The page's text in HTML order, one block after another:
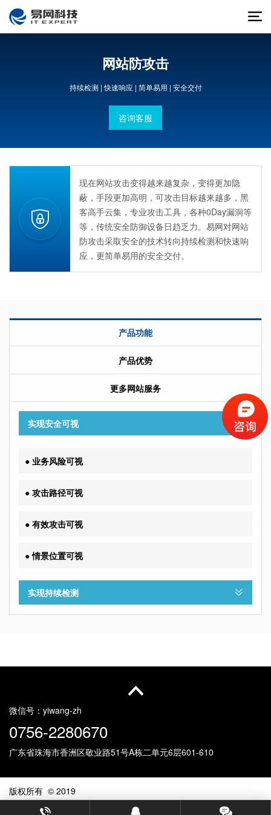
网站防攻击
持续检测 | 快速响应 | 简单易用 | 安全交付
咨询客服
现在网站攻击变得越来越复杂，变得更加隐
蔽，手段更加高明，可攻击目标越来越多，黑
客高手云集，专业攻击工具，各种0Day漏洞等
等，传统安全防御设备日趋乏力。易网对网站
防攻击采取安全的技术转向持续检测和快速响
应，更简单易用的安全交付。
产品功能
产品优势
更多网站服务
实现安全可视
● 业务风险可视
● 攻击路径可视
● 有效攻击可视
● 情景位置可视
实现持续检测
微信号： yiwang-zh
0756-2280670
广东省珠海市香洲区敬业路51号A栋二单元6层601-610
版权所有 © 2019
珠海市易网信息科技有限公司
©粤ICP备08000052号